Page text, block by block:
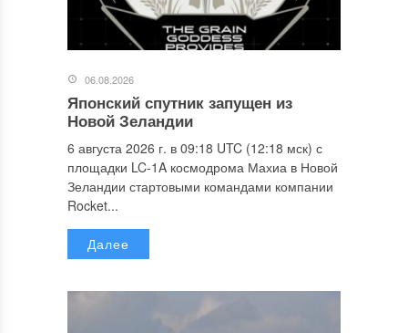
06.08.2026
Японский спутник запущен из
Новой Зеландии
6 августа 2026 г. в 09:18 UTC (12:18 мск) с
площадки LC-1A космодрома Махиа в Новой
Зеландии стартовыми командами компании
Rocket...
Далее